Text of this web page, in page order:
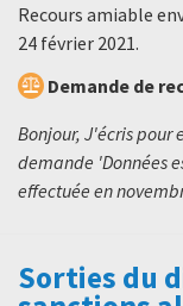
Recours amiable
24 février 2021.
Demande de
Bonjour, J'écris pour
demande 'Données
effectuée en
Sorties du